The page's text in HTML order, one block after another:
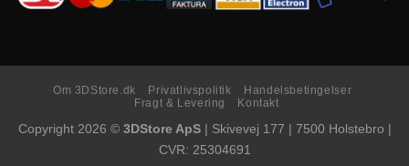
Om 3DStore.dk Privatlivspolitik
Handelsbetingelser
Fragt & Levering
Kontakt
Copyright 2026 © 3DStore ApS| Skivevej 177 | 7500 Holstebro |
CVR: 25304691